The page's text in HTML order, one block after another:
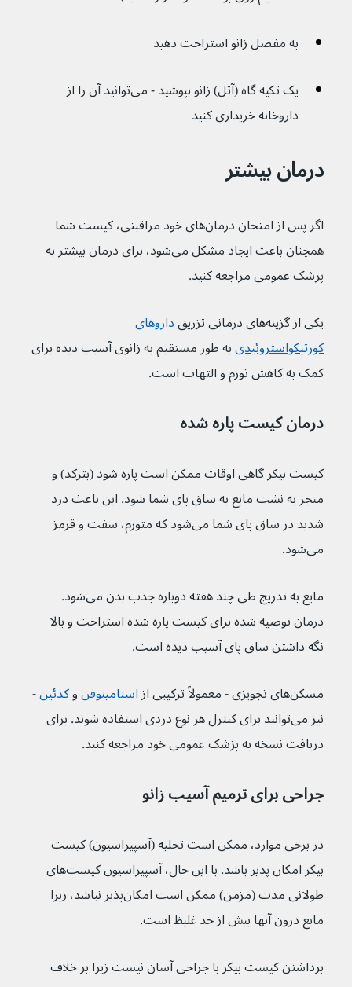
به مفصل زانو استراحت دهید
یک تکیه گاه (آتل) زانو بپوشید - می‌توانید آن را از
داروخانه خریداری کنید
درمان بیشتر
اگر پس از امتحان درمان‌های خود مراقبتی، کیست شما
همچنان باعث ایجاد مشکل می‌شود، برای درمان بیشتر به
پزشک عمومی مراجعه کنید.
یکی از گزینه‌های درمانی تزریق
داروهای
کورتیکواستروئیدیبه طور مستقیم به زانوی آسیب دیده برای
کمک به کاهش تورم و التهاب است.
درمان کیست پاره شده
کیست بیکر گاهی اوقات ممکن است پاره شود (بترکد) و
منجر به نشت مایع به ساق پای شما شود. این باعث درد
شدید در ساق پای شما می‌شود که متورم، سفت و قرمز
می‌شود.
مایع به تدریج طی چند هفته دوباره جذب بدن می‌شود.
درمان توصیه شده برای کیست پاره شده استراحت و بالا
نگه داشتن ساق پای آسیب دیده است.
مسکن‌های تجویزی - معمولاً ترکیبی از
استامینوفن و کدئین -
نیز می‌توانند برای کنترل هر نوع دردی استفاده شوند. برای
دریافت نسخه به پزشک عمومی خود مراجعه کنید.
جراحی برای ترمیم آسیب زانو
در برخی موارد، ممکن است تخلیه (آسپیراسیون) کیست
بیکر امکان پذیر باشد. با این حال، آسپیراسیون کیست‌های
طولانی مدت (مزمن) ممکن است امکان‌پذیر نباشد، زیرا
مایع درون آنها بیش از حد غلیظ است.
برداشتن کیست بیکر با جراحی آسان نیست زیرا بر خلاف